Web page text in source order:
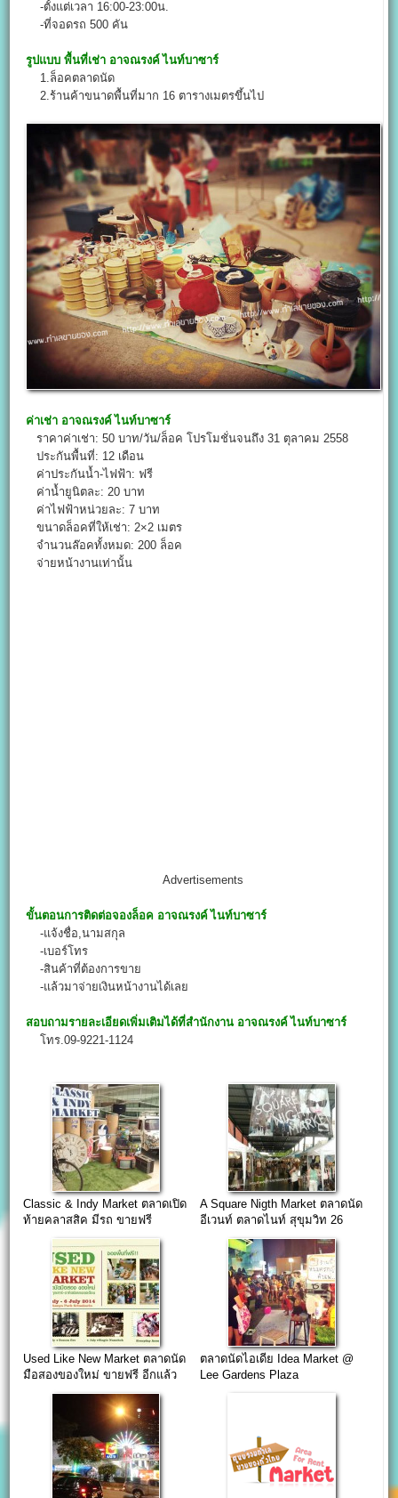
-ตั้งแต่เวลา 16:00-23:00น.
-ที่จอดรถ 500 คัน
รูปแบบ พื้นที่เช่า อาจณรงค์ ไนท์บาซาร์
1.ล็อคตลาดนัด
2.ร้านค้าขนาดพื้นที่มาก 16 ตารางเมตรขึ้นไป
ค่าเช่า อาจณรงค์ ไนท์บาซาร์
ราคาค่าเช่า: 50 บาท/วัน/ล็อค โปรโมชั่นจนถึง 31 ตุลาคม 2558
ประกันพื้นที่: 12 เดือน
ค่าประกันน้ำ-ไฟฟ้า: ฟรี
ค่าน้ำยูนิตละ: 20 บาท
ค่าไฟฟ้าหน่วยละ: 7 บาท
ขนาดล็อคที่ให้เช่า: 2×2 เมตร
จำนวนล๊อคทั้งหมด: 200 ล็อค
จ่ายหน้างานเท่านั้น
Advertisements
ขั้นตอนการติดต่อจองล็อค อาจณรงค์ ไนท์บาซาร์
-แจ้งชื่อ,นามสกุล
-เบอร์โทร
-สินค้าที่ต้องการขาย
-แล้วมาจ่ายเงินหน้างานได้เลย
สอบถามรายละเอียดเพิ่มเติมได้ที่สำนักงาน อาจณรงค์ ไนท์บาซาร์
โทร.09-9221-1124
Classic & Indy Market ตลาดเปิด
ท้ายคลาสสิค มีรถ ขายฟรี
A Square Nigth Market ตลาดนัด
อีเวนท์ ตลาดไนท์ สุขุมวิท 26
Used Like New Market ตลาดนัด
มือสองของใหม่ ขายฟรี อีกแล้ว
ตลาดนัดไอเดีย Idea Market @
Lee Gardens Plaza